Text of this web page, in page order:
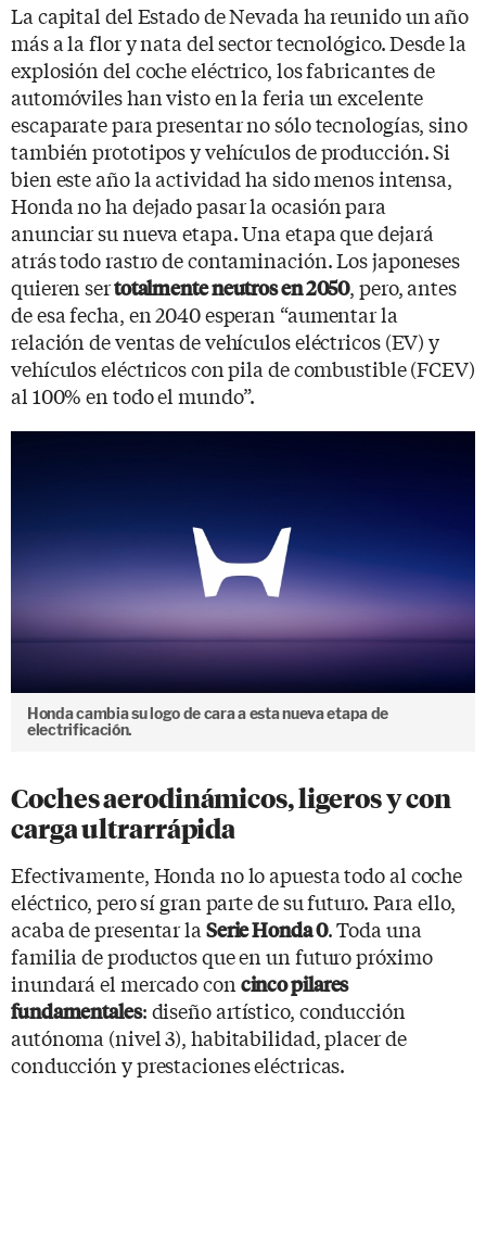
La capital del Estado de Nevada ha reunido un año
más a la flor y nata del sector tecnológico. Desde la
explosión del coche eléctrico, los fabricantes de
automóviles han visto en la feria un excelente
escaparate para presentar no sólo tecnologías, sino
también prototipos y vehículos de producción. Si
bien este año la actividad ha sido menos intensa,
Honda no ha dejado pasar la ocasión para
anunciar su nueva etapa. Una etapa que dejará
atrás todo rastro de contaminación. Los japoneses
quieren sertotalmente neutros en 2050, pero, antes
de esa fecha, en 2040 esperan “aumentar la
relación de ventas de vehículos eléctricos (EV) y
vehículos eléctricos con pila de combustible (FCEV)
al 100% en todo el mundo”.
Honda cambia su logo de cara a esta nueva etapa de
electrificación.
Coches aerodinámicos, ligeros y con
carga ultrarrápida
Efectivamente, Honda no lo apuesta todo al coche
eléctrico, pero sí gran parte de su futuro. Para ello,
acaba de presentar la Serie Honda 0. Toda una
familia de productos que en un futuro próximo
inundará el mercado con cinco pilares
fundamentales: diseño artístico, conducción
autónoma (nivel 3), habitabilidad, placer de
conducción y prestaciones eléctricas.